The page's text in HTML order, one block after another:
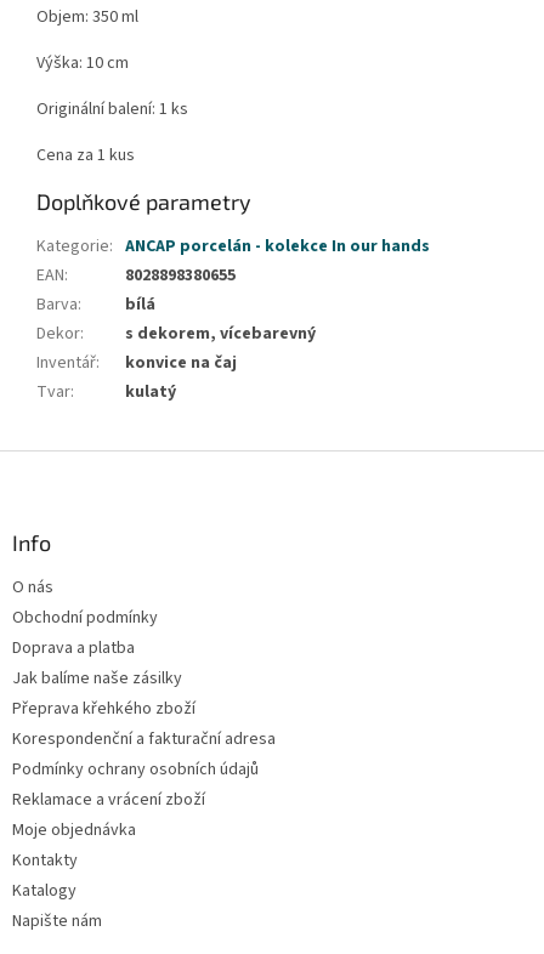
Objem: 350 ml
Výška: 10 cm
Originální balení: 1 ks
Cena za 1 kus
Doplňkové parametry
Kategorie: ANCAP porcelán - kolekce In our hands
EAN:
8028898380655
Barva:
bílá
Dekor:
s dekorem, vícebarevný
Inventář:
konvice na čaj
Tvar: kulatý
Info
O nás
Obchodní podmínky
Doprava a platba
Jak balíme naše zásilky
Přeprava křehkého zboží
Korespondenční a fakturační adresa
Podmínky ochrany osobních údajů
Reklamace a vrácení zboží
Moje objednávka
Kontakty
Katalogy
Napište nám